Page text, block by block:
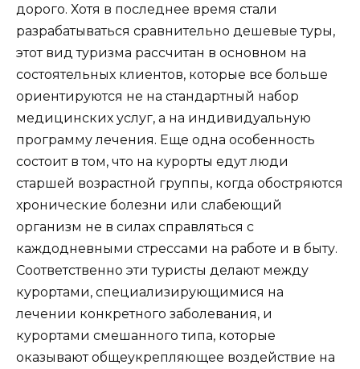
дорого. Хотя в последнее время стали
разрабатываться сравнительно дешевые туры,
этот вид туризма рассчитан в основном на
состоятельных клиентов, которые все больше
ориентируются не на стандартный набор
медицинских услуг, а на индивидуальную
программу лечения. Еще одна особенность
состоит в том, что на курорты едут люди
старшей возрастной группы, когда обостряются
хронические болезни или слабеющий
организм не в силах справляться с
каждодневными стрессами на работе и в быту.
Соответственно эти туристы делают между
курортами, специализирующимися на
лечении конкретного заболевания, и
курортами смешанного типа, которые
оказывают общеукрепляющее воздействие на